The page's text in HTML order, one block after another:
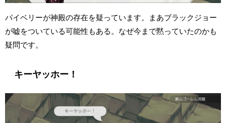
パイベリーが神殿の存在を疑っています。まあブラックジョー
が嘘をついている可能性もある。なぜ今まで黙っていたのかも
疑問です。
キーヤッホー！